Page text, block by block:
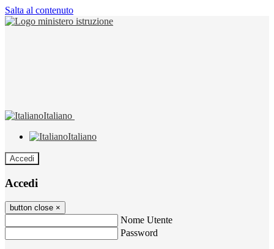
Salta al contenuto
Italiano
Italiano
Accedi
Accedi
button close ×
Nome Utente
Password